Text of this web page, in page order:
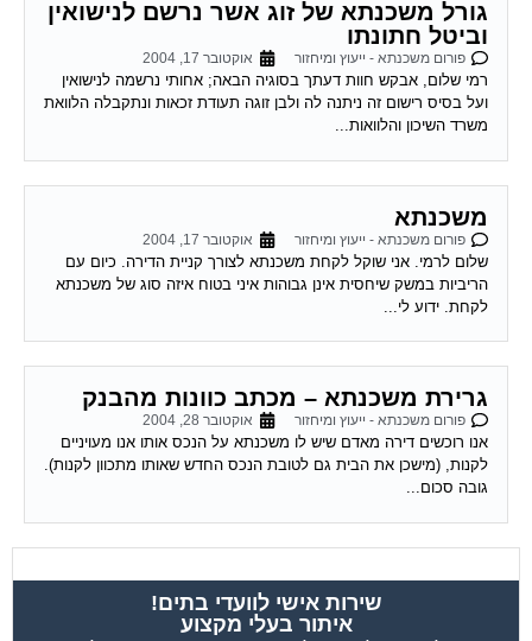
שירות אישי לוועדי בתים!
איתור בעלי מקצוע
המוקד לדייר של פורטל בית משותף דואג שבעלי מקצוע
הוגנים ומקצועיים יתנו לך שירות. מלא את הטופס או
מאשר את תנאי הפרטיות